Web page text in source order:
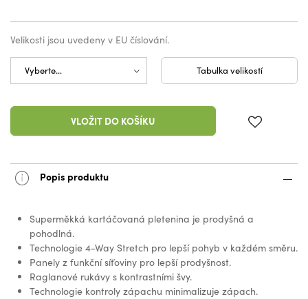
Velikosti jsou uvedeny v EU číslování.
Tabulka velikostí
VLOŽIT DO KOŠÍKU
Popis produktu
Superměkká kartáčovaná pletenina je prodyšná a
pohodlná.
Technologie 4-Way Stretch pro lepší pohyb v každém směru.
Panely z funkční síťoviny pro lepší prodyšnost.
Raglanové rukávy s kontrastními švy.
Technologie kontroly zápachu minimalizuje zápach.